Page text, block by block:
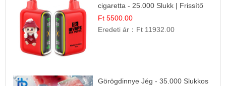
cigaretta - 25.000 Slukk | Frissítő
Nyári Íz
Ft 5500.00
Eredeti ár： Ft 11932.00
Görögdinnye Jég - 35.000 Slukkos